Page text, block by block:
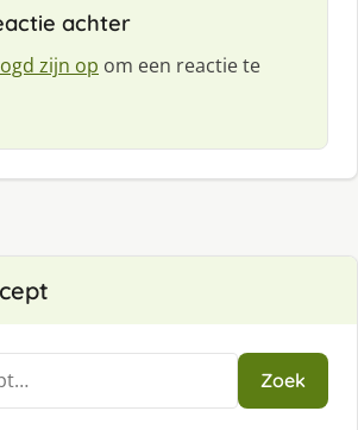
achter
zijn op om een reactie te
Zoek